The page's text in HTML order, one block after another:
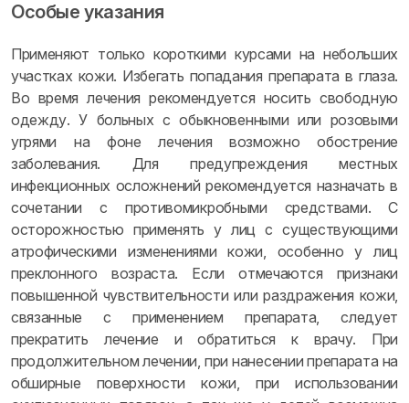
Особые указания
Применяют только короткими курсами на небольших
участках кожи. Избегать попадания препарата в глаза.
Во время лечения рекомендуется носить свободную
одежду. У больных с обыкновенными или розовыми
угрями на фоне лечения возможно обострение
заболевания. Для предупреждения местных
инфекционных осложнений рекомендуется назначать в
сочетании с противомикробными средствами. С
осторожностью применять у лиц с существующими
атрофическими изменениями кожи, особенно у лиц
преклонного возраста. Если отмечаются признаки
повышенной чувствительности или раздражения кожи,
связанные с применением препарата, следует
прекратить лечение и обратиться к врачу. При
продолжительном лечении, при нанесении препарата на
обширные поверхности кожи, при использовании